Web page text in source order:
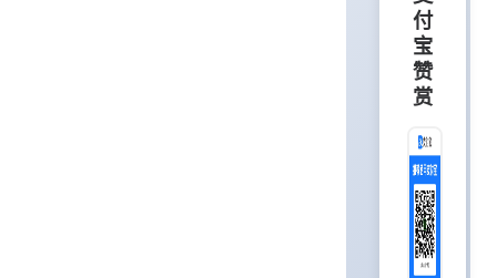
付
宝
赞
赏